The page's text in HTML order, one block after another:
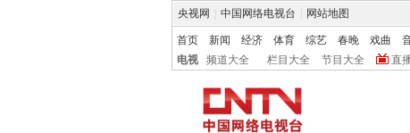
央视网 中国网络电视台 网站地图
首页 新闻 经济 体育 综艺 春晚 戏曲
电视
频道大全 栏目大全 节目大全 直